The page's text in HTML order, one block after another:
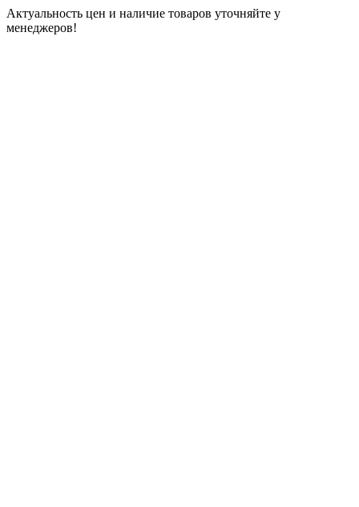
Актуальность цен и наличие товаров уточняйте у
менеджеров!